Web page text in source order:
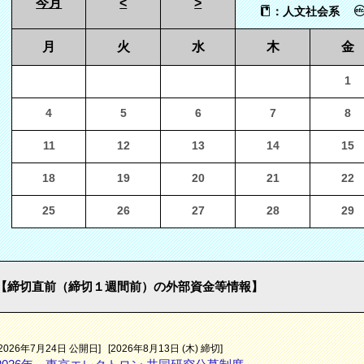
今月 < >
：人文社会系
月 火 水 木 金
1
4 5 6 7 8
11 12 13 14 15
18 19 20 21 22
25 26 27 28 29
【締切直前（締切１週間前）の外部資金等情報】
年7月24日 公開日] [2026年8月13日 (木) 締切]